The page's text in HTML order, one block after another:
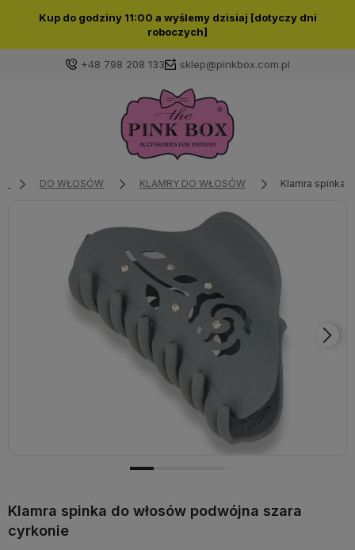
Kup do godziny 11:00 a wyślemy dzisiaj [dotyczy dni
roboczych]
+48 798 208 133 sklep@pinkbox.com.pl
Zaloguj się
Wybierz coś dla siebie z naszej aktualnej oferty lub
zaloguj się, aby przywrócić dodane produkty do listy
z poprzedniej sesji.
DO WŁOSÓW KLAMRY DO WŁOSÓW Klamra spinka
Klamra spinka do włosów podwójna szara
cyrkonie